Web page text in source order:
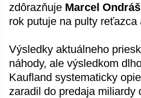
zdôrazňuje Marcel
rok putuje na pulty
Výsledky aktuálneho
náhody, ale výsledkom
Kaufland systematicky
zaradil do predaja